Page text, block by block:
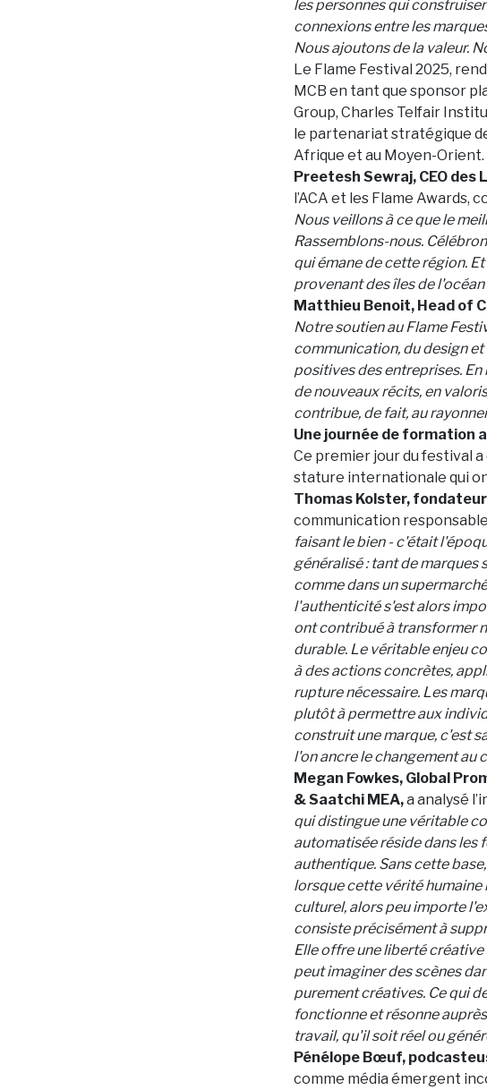
les personnes qui
connexions entre les
Nous ajoutons de la valeur.
Le Flame Festival 2025,
MCB en tant que sponsor
Group, Charles Telfair
le partenariat stratégique
Afrique et au Moyen-Orient.
Preetesh Sewraj, CEO des
l’ACA et les Flame Awards,
Nous veillons à ce que le
Rassemblons-nous.
qui émane de cette région.
provenant des îles de
Matthieu Benoit, Head of
Notre soutien au Flame
communication, du design
positives des entreprises.
de nouveaux récits, en
contribue, de fait, au
Une journée de formation
Ce premier jour du festival
stature internationale qui
Thomas Kolster,
communication
faisant le bien - c'était
généralisé : tant de marques
comme dans un
l'authenticité s'est alors
ont contribué à transformer
durable. Le véritable enjeu
à des actions concrètes,
rupture nécessaire. Les
plutôt à permettre aux
construit une marque, c'est
l'on ancre le changement au
Megan Fowkes, Global
& Saatchi MEA,a analysé
qui distingue une véritable
automatisée réside dans les
authentique. Sans cette
lorsque cette vérité
culturel, alors peu importe
consiste précisément à
Elle offre une liberté
peut imaginer des scènes
purement créatives. Ce qui
fonctionne et résonne
travail, qu'il soit réel ou
Pénélope Bœuf,
comme média émergent